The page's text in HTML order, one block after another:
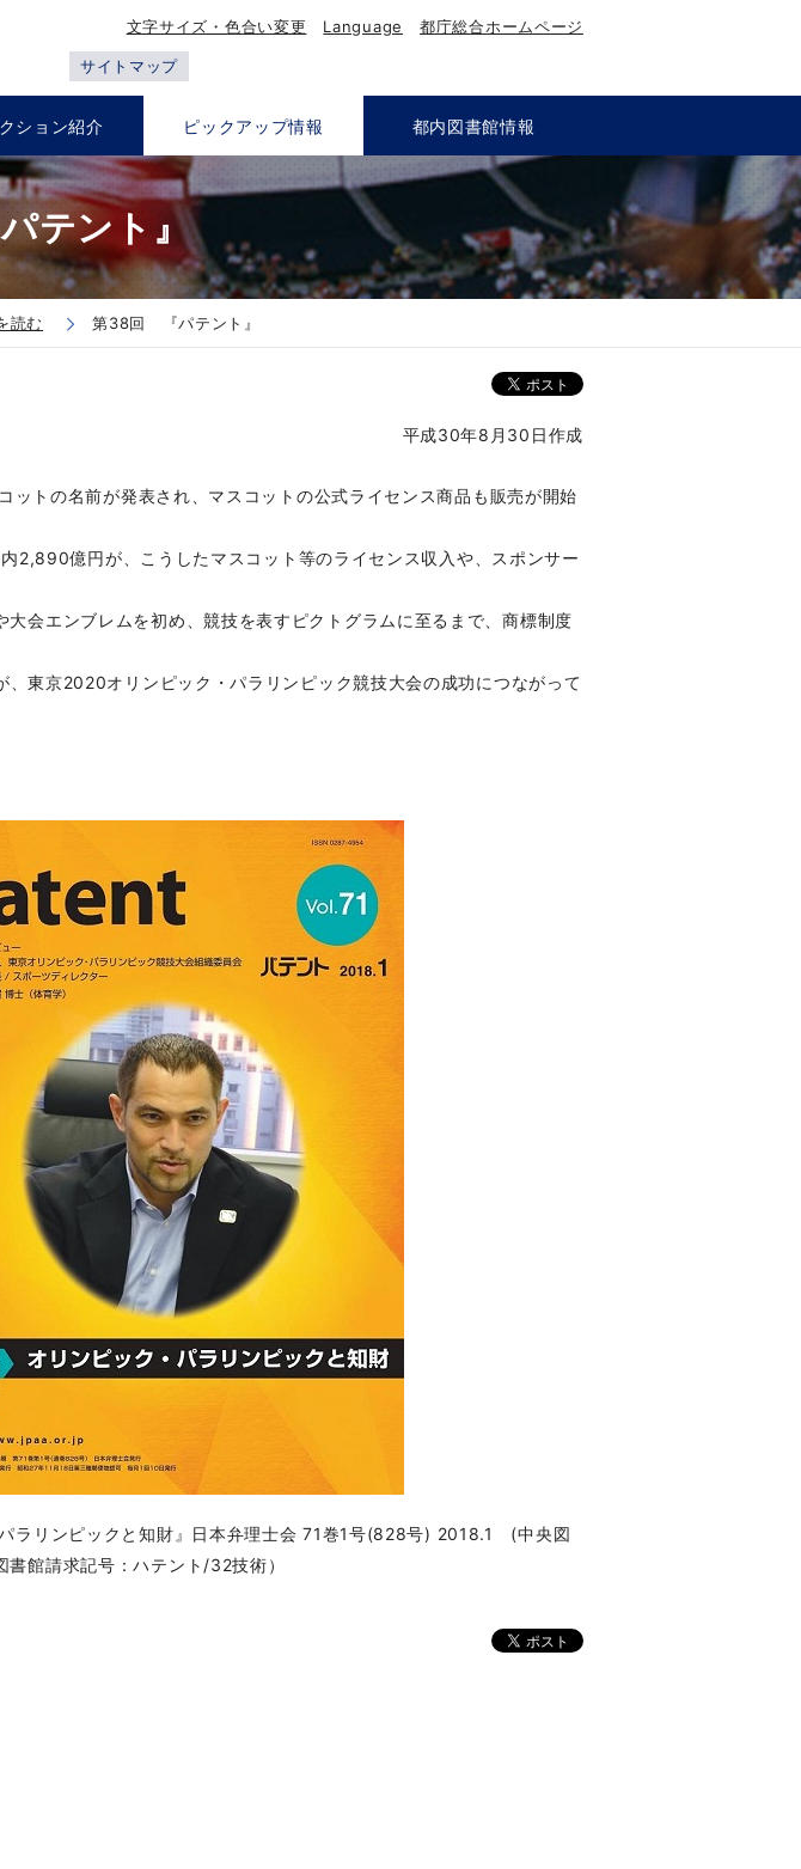
文字サイズ・色合い変更 Language 都庁総合ホームページ
サイトマップ
ション紹介 ピックアップ情報 都内図書館情報
テント』
読む 第38回 『パテント』
平成30年8月30日作成
ットの名前が発表され、マスコットの公式ライセンス商品も販売が開始
2,890億円が、こうしたマスコット等のライセンス収入や、スポンサー
大会エンブレムを初め、競技を表すピクトグラムに至るまで、商標制度
、東京2020オリンピック ・パラリンピック競技大会の成功につながって
ラリンピックと知財』日本弁理士会 71巻1号(828号) 2018.1 (中央図
館請求記号：ハテント/32技術）